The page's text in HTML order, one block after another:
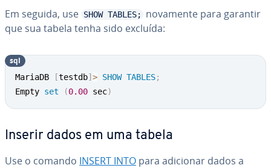
Em seguida, use SHOW TABLES;
novamente para garantir
que sua tabela tenha sido excluída:
MariaDB [testdb] > SHOW TABLES;
Empty set (0.00 sec)
sql
Inserir dados em uma tabela
Use o comando INSERT INTO para adicionar dados a